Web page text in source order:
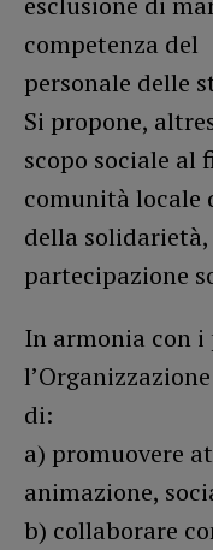
competenza del
personale delle
Si propone,
scopo sociale al
comunità locale
della
partecipazione
In armonia con
di:
a) promuovere
animazione,
b) collaborare